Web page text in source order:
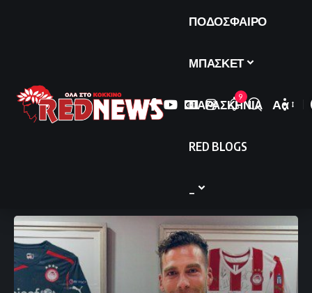
ΠΟΔΟΣΦΑΙΡΟ
ΜΠΑΣΚΕΤ
ΠΑΡΑΣΚΗΝΙΑ
RED BLOGS
9
Font
Αα